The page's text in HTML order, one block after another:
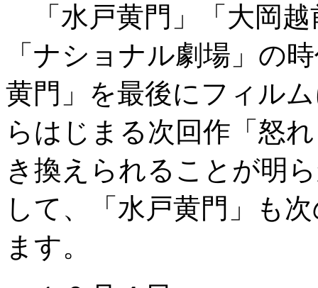
「水戸黄門」「大岡越
「ナショナル劇場」の
黄門」を最後にフィル
らはじまる次回作「怒
き換えられることが明
して、「水戸黄門」も
ます。